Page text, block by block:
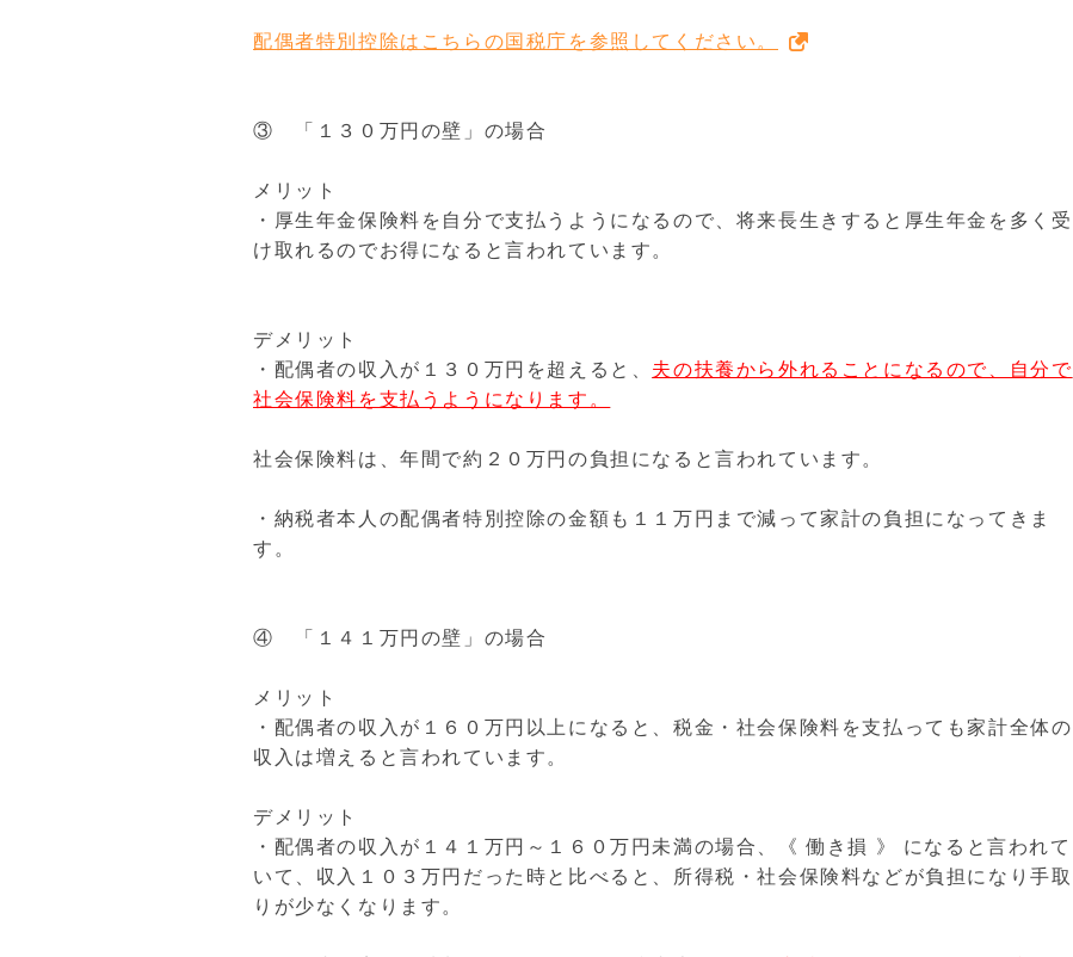
配偶者特別控除はこちらの国税庁を参照してください。
③ 「１３０万円の壁」の場合
メリット
・厚生年金保険料を自分で支払うようになるので、将来長生きすると厚生年金を多く受
け取れるのでお得になると言われています。
デメリット
・配偶者の収入が１３０万円を超えると、 夫の扶養から外れることになるので、自分で
社会保険料を支払うようになります。
社会保険料は、年間で約２０万円の負担になると言われています。
・納税者本人の配偶者特別控除の金額も１１万円まで減って家計の負担になってきま
す。
④ 「１４１万円の壁」の場合
メリット
・配偶者の収入が１６０万円以上になると、税金・社会保険料を支払っても家計全体の
収入は増えると言われています。
デメリット
・配偶者の収入が１４１万円～１６０万円未満の場合、《 働き損 》 になると言われて
いて、収入１０３万円だった時と比べると、所得税・社会保険料などが負担になり手取
りが少なくなります。